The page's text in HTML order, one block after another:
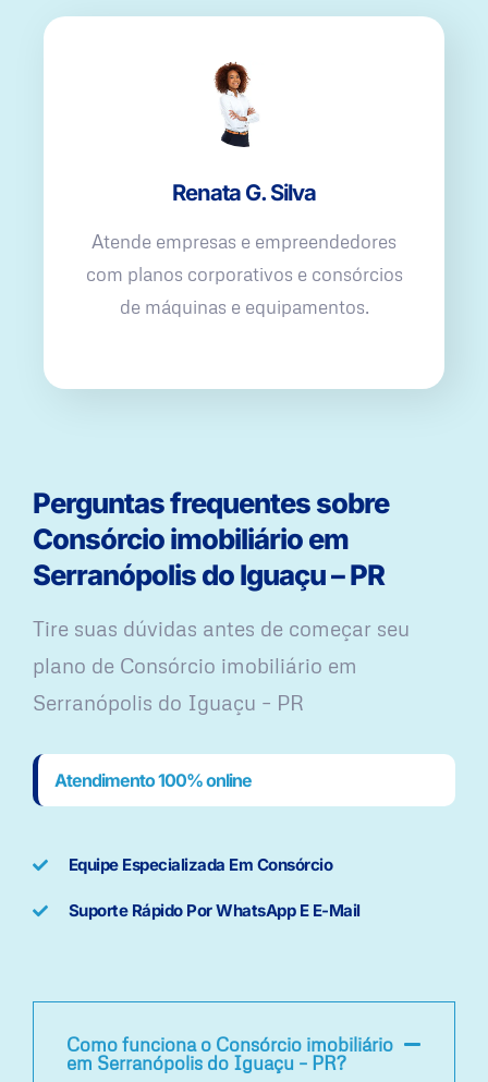
Renata G. Silva
Atende empresas e empreendedores
com planos corporativos e consórcios
de máquinas e equipamentos.
Perguntas frequentes sobre
Consórcio imobiliário em
Serranópolis do Iguaçu – PR
Tire suas dúvidas antes de começar seu
plano ​de Consórcio imobiliário em
Serranópolis do Iguaçu – PR
Atendimento 100% online
Equipe Especializada Em Consórcio
Suporte Rápido Por WhatsApp E E-Mail
Como funciona o Consórcio imobiliário
em Serranópolis do Iguaçu – PR?